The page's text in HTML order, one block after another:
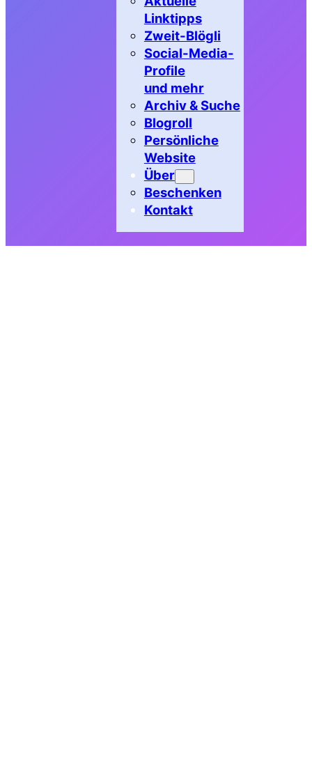
Linktipps
Zweit-Blögli
Social-Media-
Profile
und mehr
Archiv & Suche
Blogroll
Persönliche
Website
Über
Beschenken
Kontakt